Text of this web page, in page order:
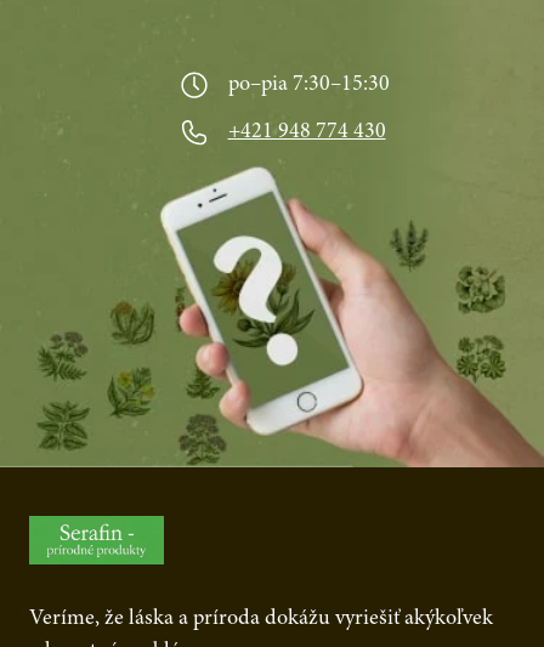
po–pia 7:30–15:30
+421 948 774 430
Veríme, že láska a príroda dokážu vyriešiť akýkoľvek